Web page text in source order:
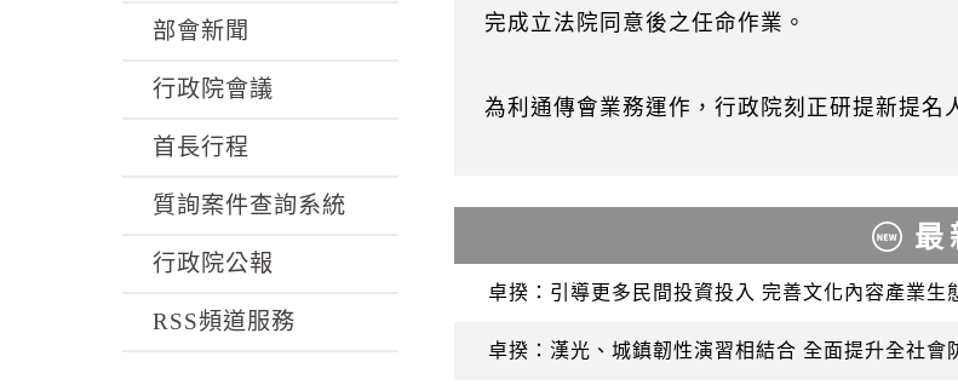
部會新聞
行政院會議
首長行程
質詢案件查詢系統
行政院公報
RSS頻道服務
完成立法院同意後之任命作業。
為利通傳會業務運作，行政院刻正研提新提名
最
卓揆：引導更多民間投資投入 完善文化內容產業生
卓揆：漢光、城鎮韌性演習相結合 全面提升全社會